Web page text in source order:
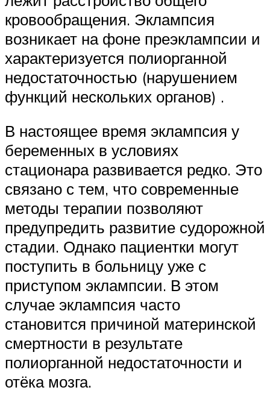
кровообращения. Эклампсия
возникает на фоне преэклампсии и
характеризуется полиорганной
недостаточностью (нарушением
функций нескольких органов) .
В настоящее время эклампсия у
беременных в условиях
стационара развивается редко. Это
связано с тем, что современные
методы терапии позволяют
предупредить развитие судорожной
стадии. Однако пациентки могут
поступить в больницу уже с
приступом эклампсии. В этом
случае эклампсия часто
становится причиной материнской
смертности в результате
полиорганной недостаточности и
отёка мозга.